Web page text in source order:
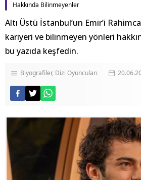
Hakkında Bilinmeyenler
Altı Üstü İstanbul’un Emir’i
kariyeri ve bilinmeyen yönleri
bu yazıda keşfedin.
Biyografiler Dizi Oyuncuları